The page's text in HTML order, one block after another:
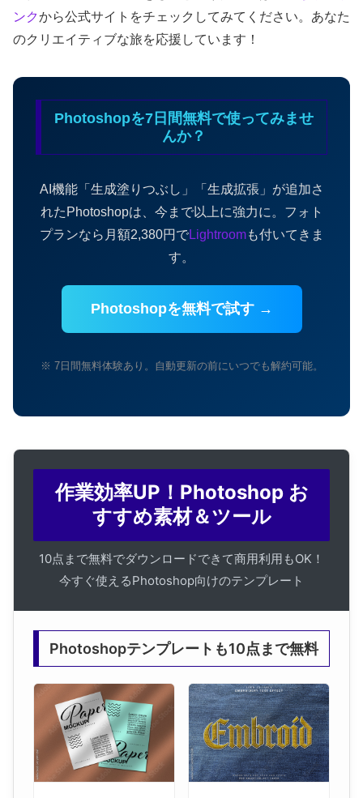
ンクから公式サイトをチェックしてみてください。あなた
のクリエイティブな旅を応援しています！
Photoshopを7日間無料で使ってみませ
んか？
AI機能「生成塗りつぶし」「生成拡張」が追加さ
れたPhotoshopは、今まで以上に強力に。フォト
プランなら月額2,380円でLightroomも付いてきま
す。
Photoshopを無料で試す →
※ 7日間無料体験あり。自動更新の前にいつでも解約可能。
作業効率UP！Photoshop お
すすめ素材＆ツール
10点まで無料でダウンロードできて商用利用もOK！
今すぐ使えるPhotoshop向けのテンプレート
Photoshopテンプレートも10点まで無料